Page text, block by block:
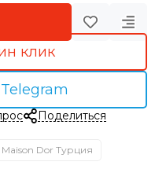
клик
Поделиться
Maison Dor Турция